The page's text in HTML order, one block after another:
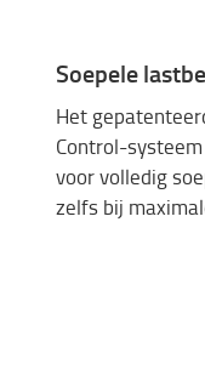
Soepele
Het
Control-
voor volledig
zelfs bij